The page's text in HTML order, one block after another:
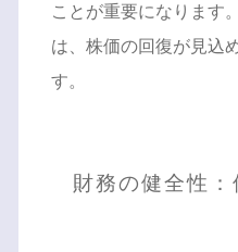
ことが重要になります
は、株価の回復が見込
す。
財務の健全性